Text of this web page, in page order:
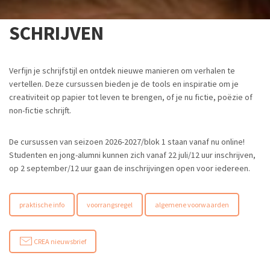
SCHRIJVEN
Verfijn je schrijfstijl en ontdek nieuwe manieren om verhalen te
vertellen. Deze cursussen bieden je de tools en inspiratie om je
creativiteit op papier tot leven te brengen, of je nu fictie, poëzie of
non-fictie schrijft.
De cursussen van seizoen 2026-2027/blok 1 staan vanaf nu online!
Studenten en jong-alumni kunnen zich vanaf 22 juli/12 uur inschrijven,
op 2 september/12 uur gaan de inschrijvingen open voor iedereen.
praktische info voorrangsregel algemene voorwaarden
CREA nieuwsbrief